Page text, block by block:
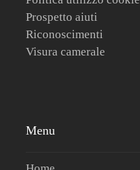
Prospetto aiuti
Riconoscimenti
Visura camerale
Menu